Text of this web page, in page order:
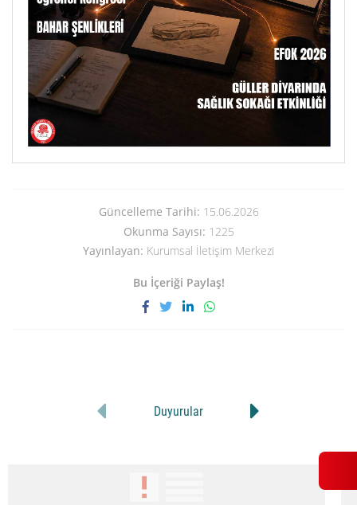
Güncelleme Tarihi: 15.06.2026
Okunma Sayısı: 1225
Yayınlayan: Kurumsal İletişim Merkezi
Bu İçeriği Paylaş!
Duyurular